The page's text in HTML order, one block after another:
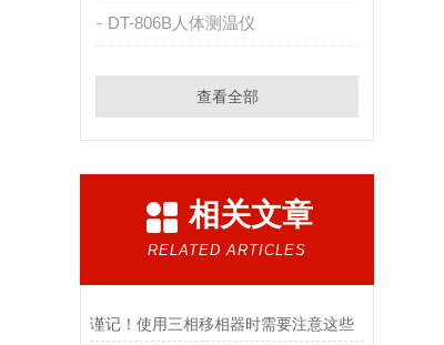
DT-806B人体测温仪
查看全部
相关文章
RELATED ARTICLES
谨记！使用三相移相器时需要注意这些